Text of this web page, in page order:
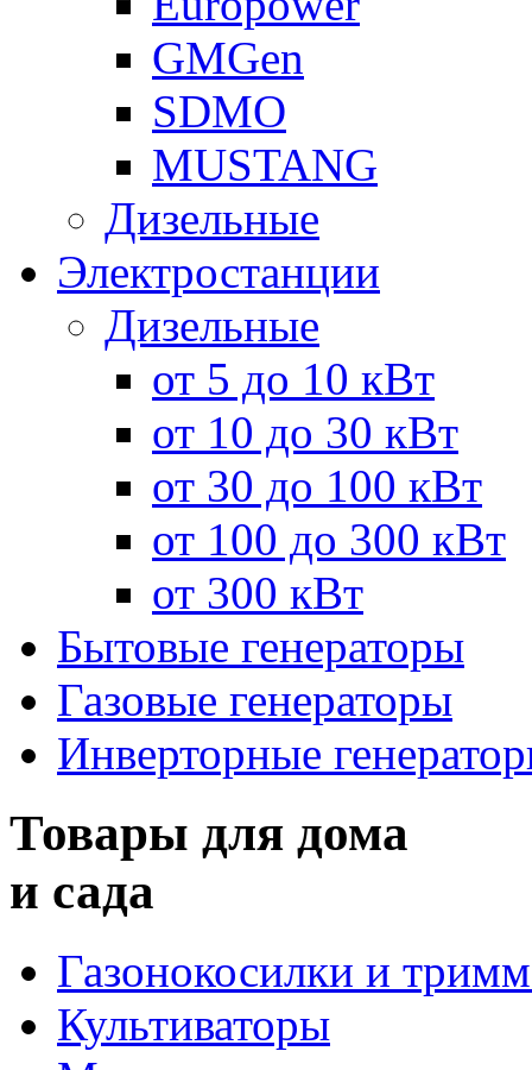
GMGen
SDMO
MUSTANG
Дизельные
Электростанции
Дизельные
от 5 до 10 кВт
от 10 до 30 кВт
от 30 до 100 кВт
от 100 до 300 кВт
от 300 кВт
Бытовые генераторы
Газовые генераторы
Инверторные
Товары для дома
и сада
Газонокосилки и
Культиваторы